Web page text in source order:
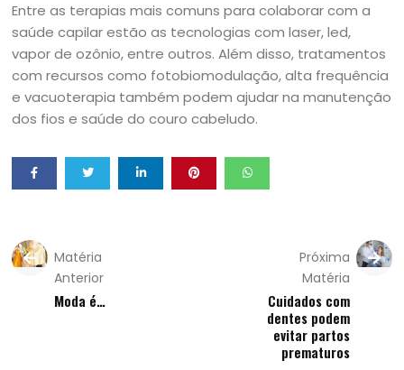
Entre as terapias mais comuns para colaborar com a
saúde capilar estão as tecnologias com laser, led,
vapor de ozônio, entre outros. Além disso, tratamentos
com recursos como fotobiomodulação, alta frequência
e vacuoterapia também podem ajudar na manutenção
dos fios e saúde do couro cabeludo.
Matéria
Anterior
Moda é…
Próxima
Matéria
Cuidados com
dentes podem
evitar partos
prematuros